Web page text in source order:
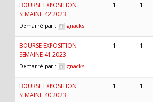
BOURSE EXPOSITION
SEMAINE 42 2023
Démarré par : gnacks
1 1
BOURSE EXPOSITION
SEMAINE 41 2023
Démarré par : gnacks
1 1
BOURSE EXPOSITION
SEMAINE 40 2023
1 1